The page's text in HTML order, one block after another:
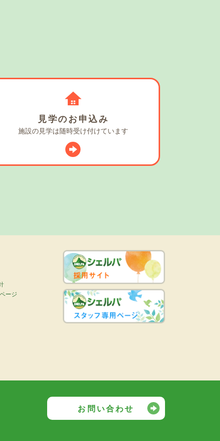
見学のお申込み
施設の見学は随時受け付けています
ージ
お問い合わせ